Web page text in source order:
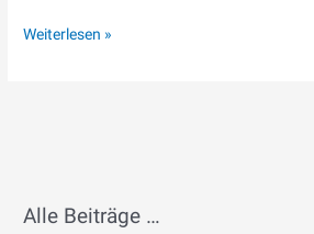
Weiterlesen »
Alle Beiträge …